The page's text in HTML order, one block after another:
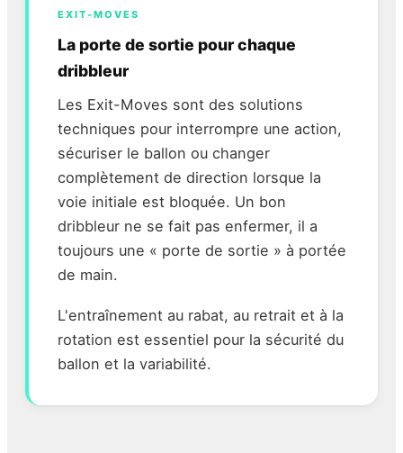
EXIT-MOVES
La porte de sortie pour chaque
dribbleur
Les Exit-Moves sont des solutions
techniques pour interrompre une action,
sécuriser le ballon ou changer
complètement de direction lorsque la
voie initiale est bloquée. Un bon
dribbleur ne se fait pas enfermer, il a
toujours une « porte de sortie » à portée
de main.
L'entraînement au rabat, au retrait et à la
rotation est essentiel pour la sécurité du
ballon et la variabilité.